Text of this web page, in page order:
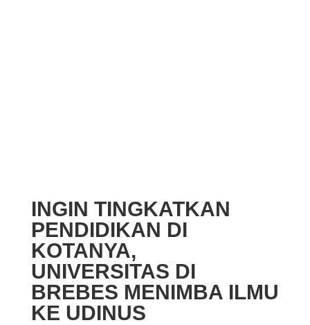
INGIN TINGKATKAN
PENDIDIKAN DI
KOTANYA,
UNIVERSITAS DI
BREBES MENIMBA ILMU
KE UDINUS